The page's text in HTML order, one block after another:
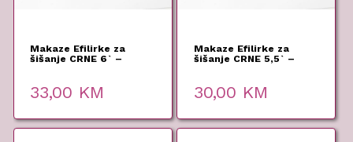
Makaze Efilirke za
šišanje CRNE 6` –
33,00 KM
Makaze Efilirke za
šišanje CRNE 5,5` –
30,00 KM